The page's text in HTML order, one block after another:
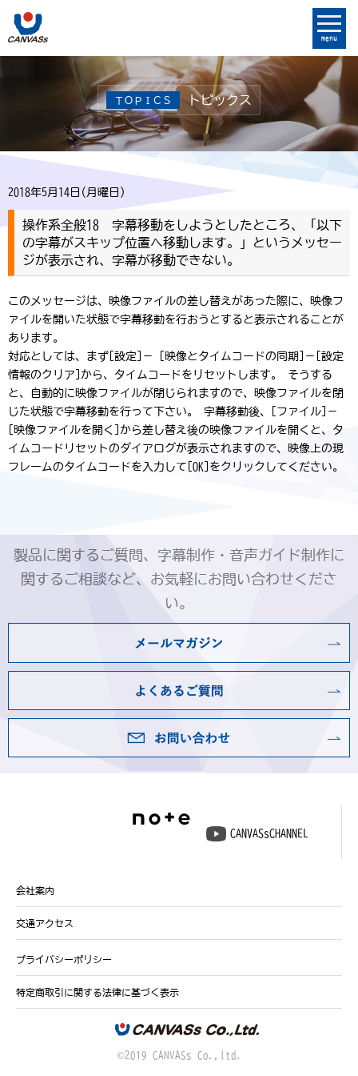
menu
ＴＯＰＩＣＳ トピックス
2018年5月14日(月曜日)
操作系全般18 字幕移動をしようとしたところ、「以下
の字幕がスキップ位置へ移動します。」というメッセー
ジが表示され、字幕が移動できない。
このメッセージは、映像ファイルの差し替えがあった際に、映像フ
ァイルを開いた状態で字幕移動を行おうとすると表示されることが
あります。
対応としては、まず[設定]－［映像とタイムコードの同期]－[設定
情報のクリア]から、タイムコードをリセットします。 そうする
と、自動的に映像ファイルが閉じられますので、映像ファイルを閉
じた状態で字幕移動を行って下さい。 字幕移動後、[ファイル]－
[映像ファイルを開く]から差し替え後の映像ファイルを開くと、タ
イムコードリセットのダイアログが表示されますので、映像上の現
フレームのタイムコードを入力して[OK]をクリックしてください。
製品に関するご質問、字幕制作・音声ガイド制作に
関するご相談など、お気軽にお問い合わせくださ
い。
CANVASsCHANNEL
会社案内
交通アクセス
プライバシーポリシー
特定商取引に関する法律に基づく表示
©2019 CANVASs Co.,ltd.